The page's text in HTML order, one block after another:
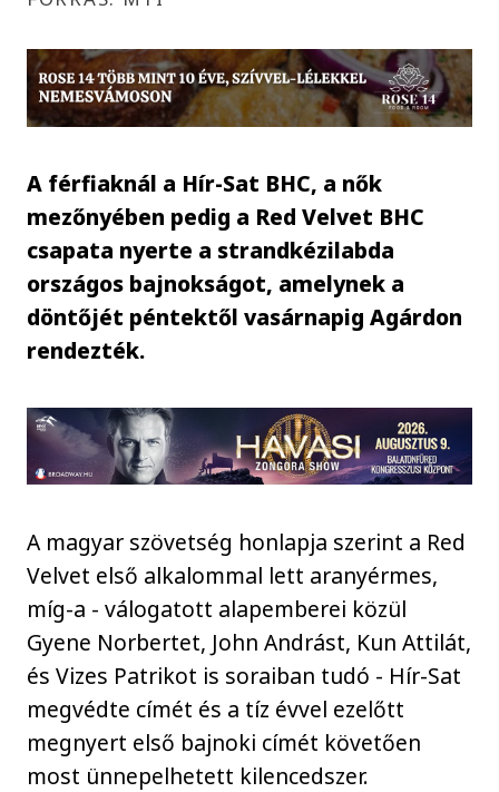
A férfiaknál a Hír-Sat BHC, a nők
mezőnyében pedig a Red Velvet BHC
csapata nyerte a strandkézilabda
országos bajnokságot, amelynek a
döntőjét péntektől vasárnapig Agárdon
rendezték.
A magyar szövetség honlapja szerint a Red
Velvet első alkalommal lett aranyérmes,
míg-a - válogatott alapemberei közül
Gyene Norbertet, John Andrást, Kun Attilát,
és Vizes Patrikot is soraiban tudó - Hír-Sat
megvédte címét és a tíz évvel ezelőtt
megnyert első bajnoki címét követően
most ünnepelhetett kilencedszer.